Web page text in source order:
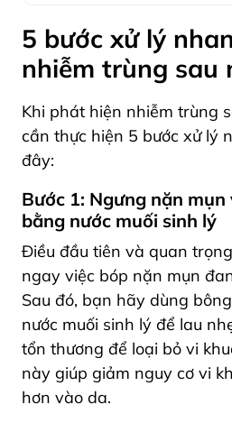
5 bước xử lý
nhiễm trùng sau
Khi phát hiện nhiễm trùng
cần thực hiện 5 bước xử lý
đây:
Bước 1: Ngưng nặn mụn
bằng nước muối sinh lý
Điều đầu tiên và quan
ngay việc bóp nặn mụn
Sau đó, bạn hãy dùng
nước muối sinh lý để lau
tổn thương để loại bỏ vi
này giúp giảm nguy cơ vi
hơn vào da.